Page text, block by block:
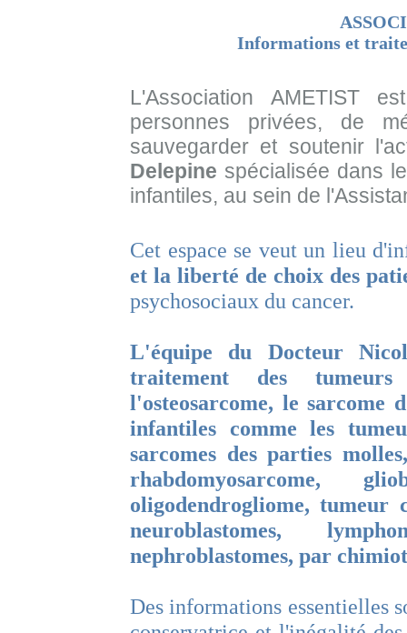
Informations et
L'Association AMETISTest
personnes privées, de
sauvegarder et soutenir
Delepine spécialisée dans
infantiles, au sein de
Cet espace se veut un lieu
et la liberté de choix des
psychosociaux du cancer.
L'équipe du Docteur
traitement des
l'osteosarcome, le sarcome
infantiles comme les
sarcomes des parties
rhabdomyosarcome,
oligodendrogliome, tumeur
neuroblastomes,
nephroblastomes, par
Des informations essentielles